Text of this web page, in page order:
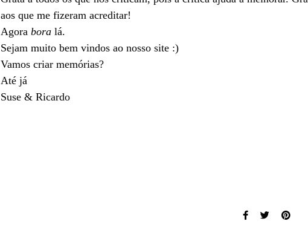
aos que me fizeram acreditar!
Agora bora lá.
Sejam muito bem vindos ao nosso site :)
Vamos criar memórias?
Até já
Suse & Ricardo